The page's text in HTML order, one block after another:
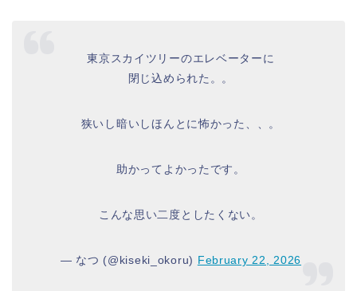
東京スカイツリーのエレベーターに
閉じ込められた。。
狭いし暗いしほんとに怖かった、、。
助かってよかったです。
こんな思い二度としたくない。
— なつ (@kiseki_okoru) February 22, 2026